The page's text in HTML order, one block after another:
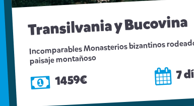
Transilvania y Bucovina
Incomparables Monasterios bizantinos
paisaje montañoso
1459€ 7